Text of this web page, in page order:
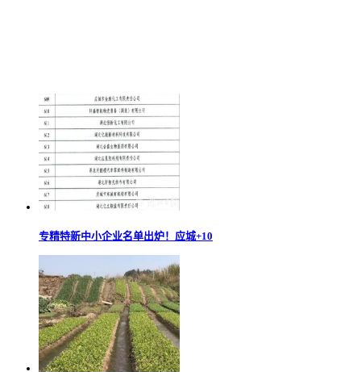
专精特新中小企业名单出炉！应城+10